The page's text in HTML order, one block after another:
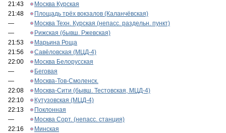
21:43
Москва Курская
21:48
Площадь трёх вокзалов (Каланчёвская)
—
Москва Техн. Курская (непасс. раздельн. пункт)
—
Рижская (бывш. Ржевская)
21:53
Марьина Роща
21:56
Савёловская (МЦД-4)
22:00
Москва Белорусская
—
Беговая
—
Москва-Тов-Смоленск.
22:08
Москва-Сити (бывш. Тестовская, МЦД-4)
22:10
Кутузовская (МЦД-4)
22:13
Поклонная
—
Москва Сорт. (непасс. станция)
22:16
Минская